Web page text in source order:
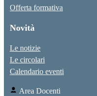
Offerta formativa
Novità
Le notizie
Le circolari
Calendario eventi
Area Docenti